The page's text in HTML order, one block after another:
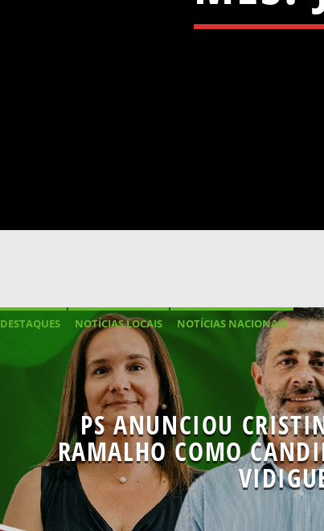
DESTAQUES NOTÍCIAS LOCAIS NOTÍCIAS NACIONAIS
PS ANUNCIOU
RAMALHO COMO